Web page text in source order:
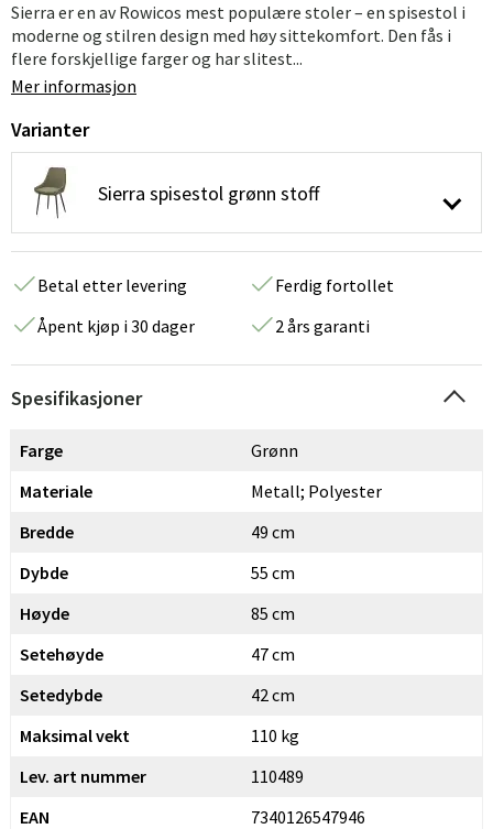
Sierra er en av Rowicos mest populære stoler – en spisestol i
moderne og stilren design med høy sittekomfort. Den fås i
flere forskjellige farger og har slitest...
Mer informasjon
Varianter
Sierra spisestol grønn stoff
Betal etter levering
Ferdig fortollet
Åpent kjøp i 30 dager
2 års garanti
Spesifikasjoner
Farge
Grønn
Materiale
Metall; Polyester
Bredde
49 cm
Dybde
55 cm
Høyde
85 cm
Setehøyde
47 cm
Setedybde
42 cm
Maksimal vekt
110 kg
Lev. art nummer
110489
EAN
7340126547946